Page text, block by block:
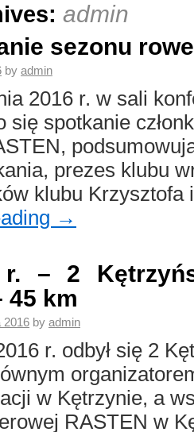
admin
sezonu
by admin
2016 r. w sali
się spotkanie
prezes klubu
klubu
→
r. – 2
45 km
2016 by admin
r. odbył się 2
w Kętrzynie, a
RASTEN w